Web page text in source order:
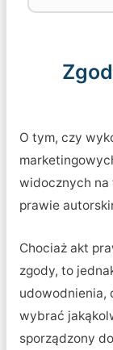
O tym, czy
widocznych na
prawie
Chociaż akt
zgody, to
udowodnienia,
wybrać
sporządzony